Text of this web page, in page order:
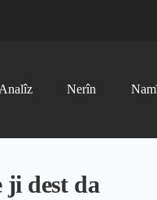
Analîz Nerîn
ji dest da